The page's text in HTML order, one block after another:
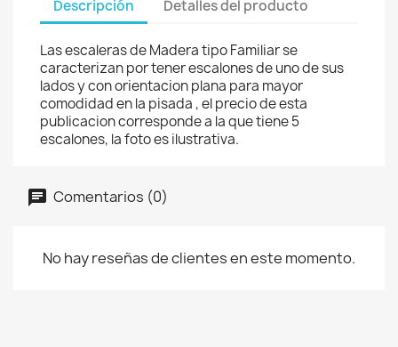
Descripción Detalles del producto
Las escaleras de Madera tipo Familiar se
caracterizan por tener escalones de uno de sus
lados y con orientacion plana para mayor
comodidad en la pisada , el precio de esta
publicacion corresponde a la que tiene 5
escalones, la foto es ilustrativa.
Comentarios (0)
No hay reseñas de clientes en este momento.